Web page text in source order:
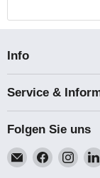
Info
Service &
Folgen Sie uns
Email
Talk-
Finden
Sie
Sie